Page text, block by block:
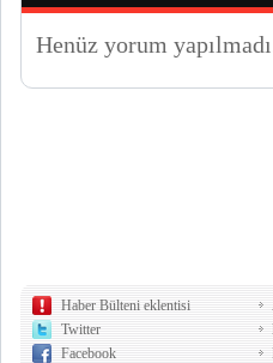
Henüz yorum
Haber Bülteni eklentisi
Twitter
Facebook